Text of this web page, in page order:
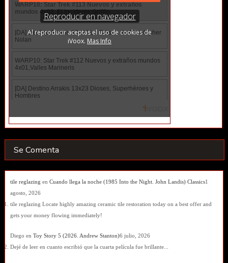
Se Comenta
tile reglazing en Cuando llega la noche (1985 Into the Night. John Landis) Classics1
agosto, 2026
tile reglazing Locate highly amazing ceramic tile restoration today on a best offer and
gets your money flowing immediately!
Diego en Toy Story 5 (2026. Andrew Stanton)6 julio, 2026
Dejé de leer en cuanto escribió que la cuarta película fue brillante...